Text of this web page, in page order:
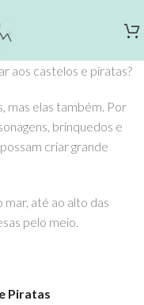
aos castelos e piratas?
mas elas também. Por
brinquedos e
criar grande
até ao alto das
pelo meio.
Piratas